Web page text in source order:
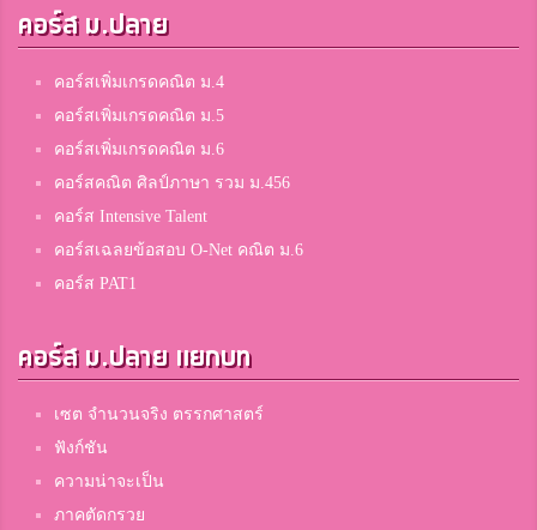
คอร์ส ม.ปลาย
คอร์สเพิ่มเกรดคณิต ม.4
คอร์สเพิ่มเกรดคณิต ม.5
คอร์สเพิ่มเกรดคณิต ม.6
คอร์สคณิต ศิลป์ภาษา รวม ม.456
คอร์ส Intensive Talent
คอร์สเฉลยข้อสอบ O-Net คณิต ม.6
คอร์ส PAT1
คอร์ส ม.ปลาย แยกบท
เซต จำนวนจริง ตรรกศาสตร์
ฟังก์ชัน
ความน่าจะเป็น
ภาคตัดกรวย